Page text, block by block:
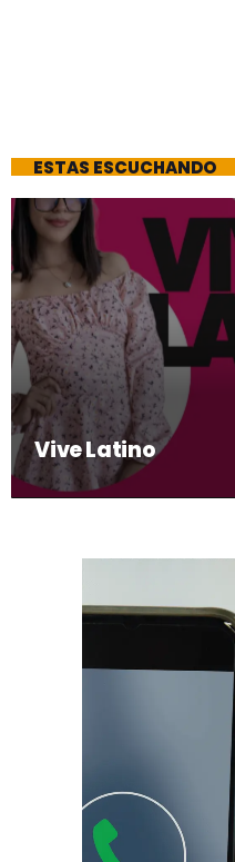
ESTAS ESCUCHANDO
Vive Latino